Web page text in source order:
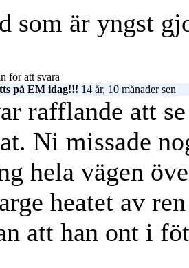
som är yngst
för att svara
på EM idag!!! 14 år, 10 månader sen
rafflande att
Ni missade
hela vägen
heatet av
att han ont i